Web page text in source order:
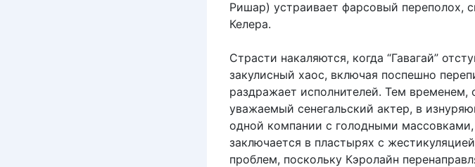
Ришар) устраивает фарсовый переполох,
Келера.
Страсти накаляются, когда “Гавагай”
закулисный хаос, включая поспешно
раздражает исполнителей. Тем
уважаемый сенегальский актер, в
одной компании с голодными
заключается в пластырях с
проблем, поскольку Кэролайн